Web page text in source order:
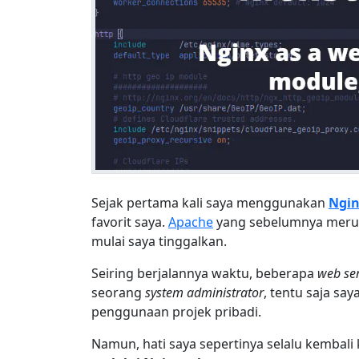
Sejak pertama kali saya menggunakan
favorit saya. Apacheyang sebelumnya
mulai saya tinggalkan.
Seiring berjalannya waktu, beberapa web
seorang system administrator, tentu saja
penggunaan projek pribadi.
Namun, hati saya sepertinya selalu